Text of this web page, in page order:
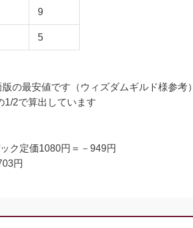
9
5
の最安値です（ウィズダムギルド様参考）
2で算出しています
ク定価1080円＝－949円
円